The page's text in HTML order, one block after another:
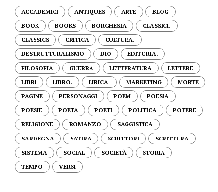
ACCADEMICI ANTIQUES ARTE
BLOG
BOOK
BOOKS BORGHESIA
CLASSICI.
CLASSICS
CRITICA
CULTURA.
DESTRUTTURALISMO
DIO
EDITORIA.
FILOSOFIA
GUERRA LETTERATURA
LETTERE
LIBRI
LIBRO. LIRICA. MARKETING
MORTE
PAGINE
PERSONAGGI POEM
POESIA
POESIE
POETA POETI POLITICA
POTERE
RELIGIONE
ROMANZO
SAGGISTICA
SARDEGNA
SATIRA SCRITTORI
SCRITTURA
SISTEMA
SOCIAL SOCIETÀ
STORIA
TEMPO
VERSI